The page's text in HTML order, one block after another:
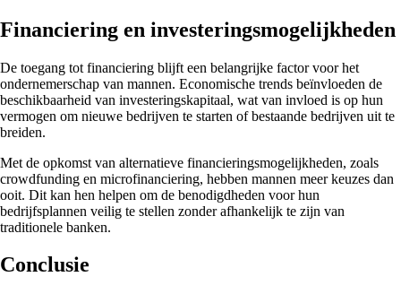
Financiering en investeringsmogelijkheden
De toegang tot financiering blijft een belangrijke factor voor het
ondernemerschap van mannen. Economische trends beïnvloeden de
beschikbaarheid van investeringskapitaal, wat van invloed is op hun
vermogen om nieuwe bedrijven te starten of bestaande bedrijven uit te
breiden.
Met de opkomst van alternatieve financieringsmogelijkheden, zoals
crowdfunding en microfinanciering, hebben mannen meer keuzes dan
ooit. Dit kan hen helpen om de benodigdheden voor hun
bedrijfsplannen veilig te stellen zonder afhankelijk te zijn van
traditionele banken.
Conclusie